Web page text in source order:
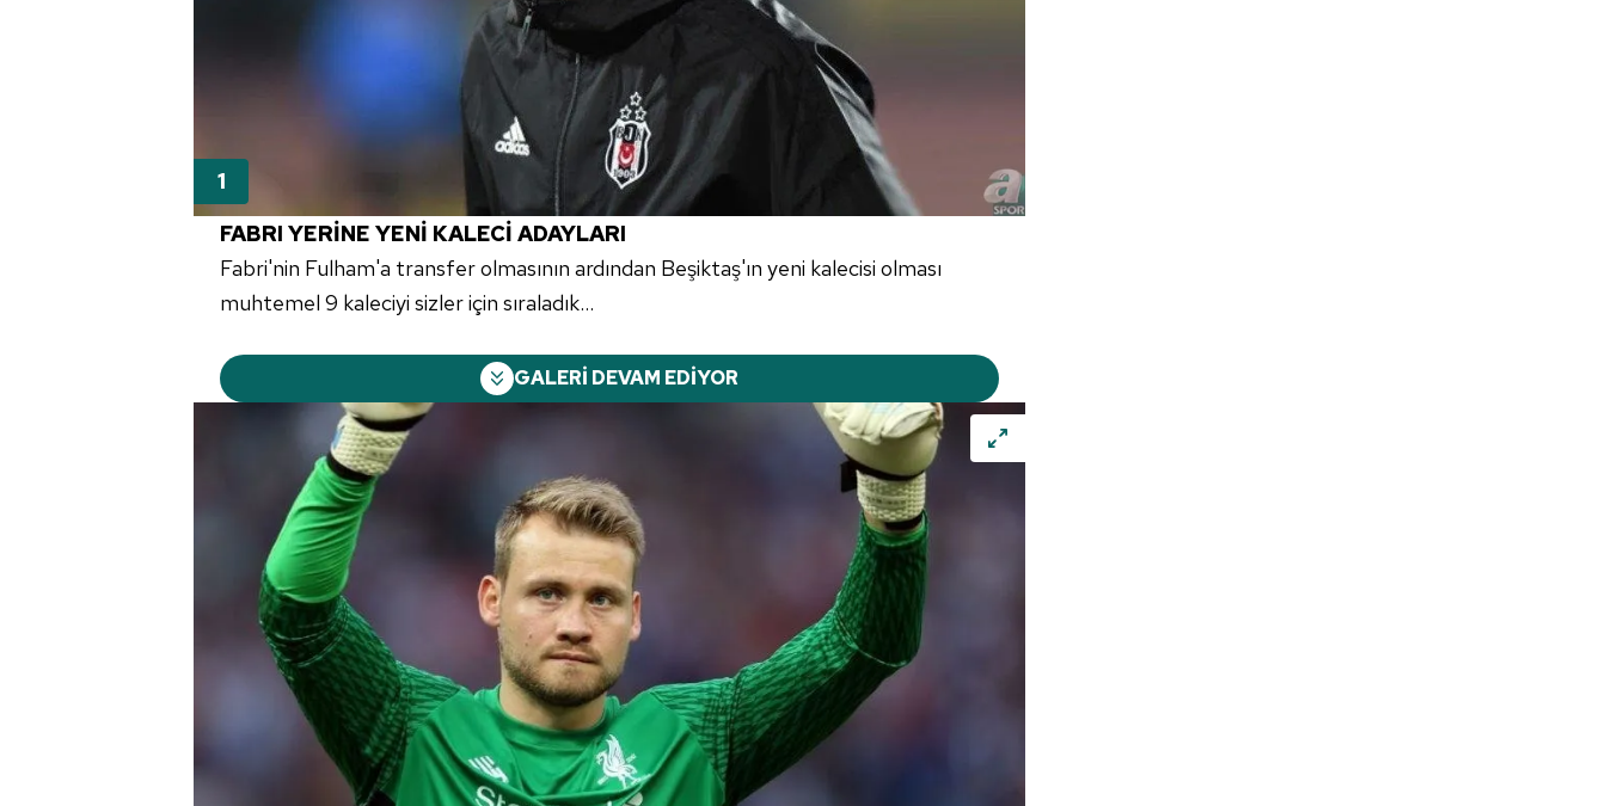
FABRI YERİNE YENİ KALECİ ADAYLARI
Fabri'nin Fulham'a transfer olmasının ardından Beşiktaş'ın yeni kalecisi olması
muhtemel 9 kaleciyi sizler için sıraladık...
GALERİ DEVAM EDİYOR